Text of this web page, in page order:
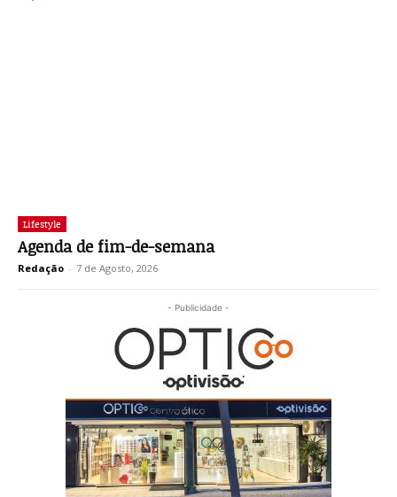
Lifestyle
Agenda de fim-de-semana
Redação - 7 de Agosto, 2026
- Publicidade -